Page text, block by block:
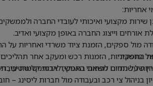
אחריות:
שירות מקצועי ואיכותי לעובדי החברה ולממשקים
אורחים וייצוג החברה באופן מקצועי ואדיב.
מול ספקים, הזמנת ציוד משרדי ואחריות
בחשבוניות, הזמנות רכש ומעקב אחר תהליכים
על תחום משאבי האנוש, לרבות קליטת
התפקיד:
של שנתיים לפחות בתפקיד אדמיניסטרטיבי,
בניהול צי רכב ובעבודה מול חברות ליסינג –